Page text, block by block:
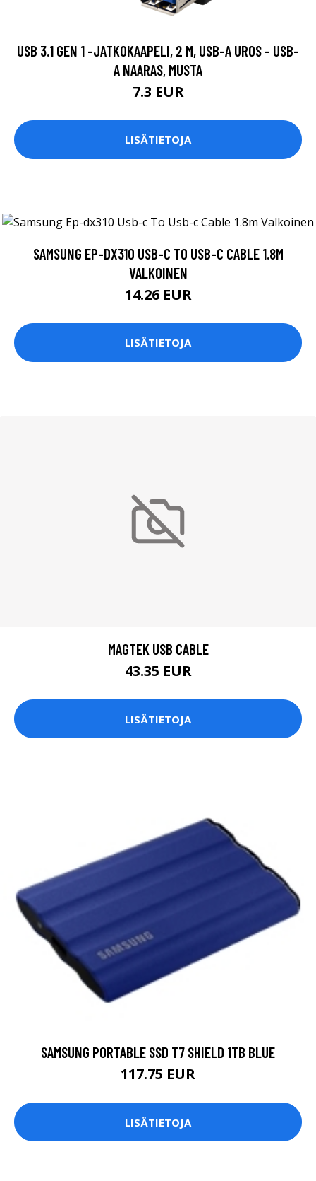
USB 3.1 GEN 1 -JATKOKAAPELI, 2 M, USB-A UROS - USB-
A NAARAS, MUSTA
7.3 EUR
LISÄTIETOJA
SAMSUNG EP-DX310 USB-C TO USB-C CABLE 1.8M
VALKOINEN
14.26 EUR
LISÄTIETOJA
MAGTEK USB CABLE
43.35 EUR
LISÄTIETOJA
SAMSUNG PORTABLE SSD T7 SHIELD 1TB BLUE
117.75 EUR
LISÄTIETOJA